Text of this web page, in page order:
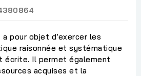
pour objet d’exercer les
raisonnée et systématique
écrite. Il permet également
acquises et la